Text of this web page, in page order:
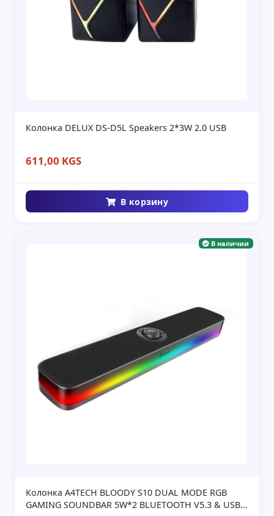
Колонка DELUX DS-D5L Speakers 2*3W 2.0 USB
611,00 KGS
В корзину
В наличии
Колонка A4TECH BLOODY S10 DUAL MODE RGB
GAMING SOUNDBAR 5W*2 BLUETOOTH V5.3 & USB